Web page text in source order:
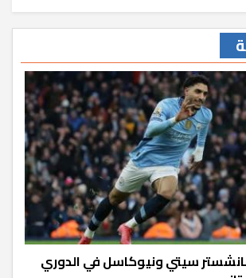
سيتي ونيوكاسل في الدوري